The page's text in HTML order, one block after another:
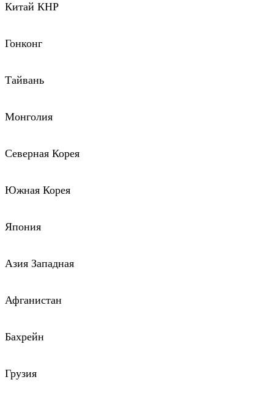
Китай КНР
Гонконг
Тайвань
Монголия
Северная Корея
Южная Корея
Япония
Азия Западная
Афганистан
Бахрейн
Грузия